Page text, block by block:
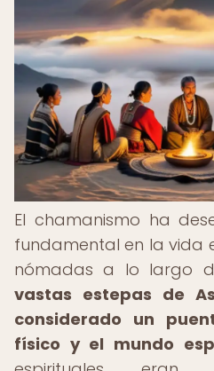
El chamanismo ha
fundamental en la vida
nómadas a lo largo
vastas estepas de
considerado un
físico y el mundo